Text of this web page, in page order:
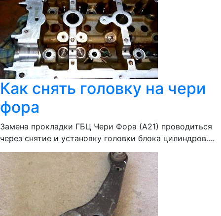
Как снять головку на чери
фора
Замена прокладки ГБЦ Чери Фора (А21) проводиться
через снятие и установку головки блока цилиндров....